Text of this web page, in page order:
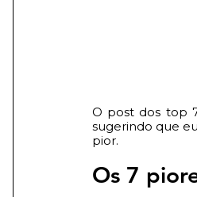
O post dos top
sugerindo que
pior.
Os 7